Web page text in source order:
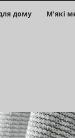
дому М'які